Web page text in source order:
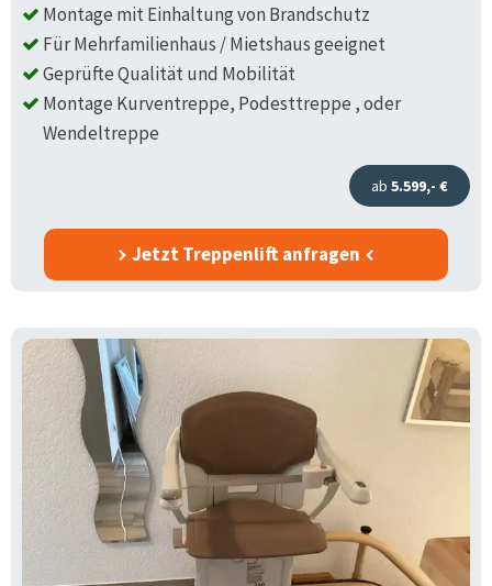
Montage mit Einhaltung von Brandschutz
Für Mehrfamilienhaus / Mietshaus geeignet
Geprüfte Qualität und Mobilität
Montage Kurventreppe, Podesttreppe , oder
Wendeltreppe
ab 5.599,- €
Jetzt Treppenlift anfragen